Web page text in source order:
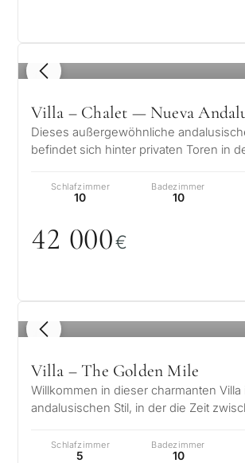
1 / 8
Villa – Chalet — Nueva
Dieses außergewöhnliche
befindet sich hinter privaten Toren in
Schlafzimmer
10
Badezimmer
10
42 000€
1 / 8
Villa – The Golden Mile
Willkommen in dieser charmanten Villa
andalusischen Stil, in der die Zeit
Schlafzimmer
5
Badezimmer
10